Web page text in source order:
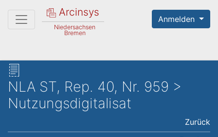
Arcinsys
Niedersachsen
Bremen
Anmelden
NLA ST, Rep. 40, Nr. 959 >
Nutzungsdigitalisat
Zurück